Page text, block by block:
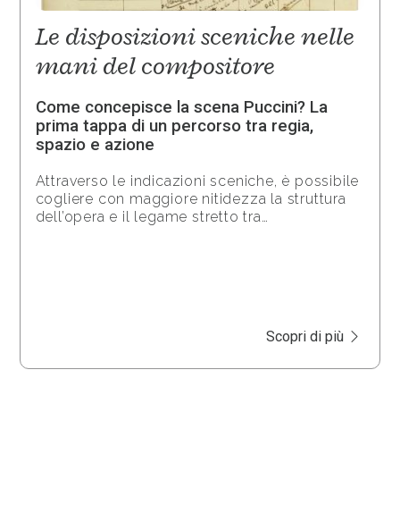
Le disposizioni sceniche nelle
mani del compositore
Come concepisce la scena Puccini? La
prima tappa di un percorso tra regia,
spazio e azione
Attraverso le indicazioni sceniche, è possibile
cogliere con maggiore nitidezza la struttura
dell’opera e il legame stretto tra…
Scopri di più